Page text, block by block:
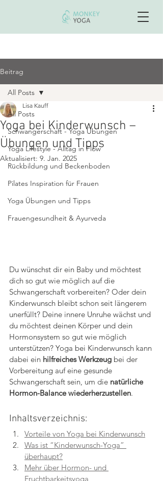
Beitrag
All Posts
Schwangerschaft - Yoga Übungen
Yoga Lifestyle - Alltag in Flow
Rückbildung und Beckenboden
Pilates Inspiration für Frauen
Yoga Übungen und Tipps
Frauengesundheit & Ayurveda
All Posts
Yoga bei Kinderwunsch –
Übungen und Tipps
Lisa Kauff
Aktualisiert: 9. Jan. 2025
Du wünschst dir ein Baby und möchtest
dich so gut wie möglich auf die
Schwangerschaft vorbereiten? Oder dein
Kinderwunsch bleibt schon seit längerem
unerfüllt? Deine innere Unruhe wächst und
du möchtest deinen Körper und dein
Hormonsystem so gut wie möglich
unterstützen? Yoga bei Kinderwunsch kann
dabei ein hilfreiches Werkzeug bei der
Vorbereitung auf eine gesunde
Schwangerschaft sein, um die natürliche
Hormon-Balance wiederherzustellen.
Inhaltsverzeichnis:
Vorteile von Yoga bei Kinderwunsch
Was ist “Kinderwunsch-Yoga”
überhaupt?
Mehr über Hormon- und
Fruchtbarkeitsyoga